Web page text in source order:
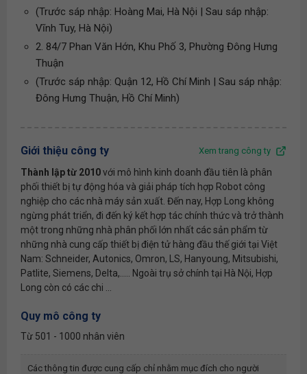
(Trước sáp nhập: Hoàng Mai, Hà Nội | Sau sáp nhập:
Vĩnh Tuy, Hà Nội)
2. 84/7 Phan Văn Hớn, Khu Phố 3, Phường Đông Hưng
Thuận
(Trước sáp nhập: Quận 12, Hồ Chí Minh | Sau sáp nhập:
Đông Hưng Thuận, Hồ Chí Minh)
Giới thiệu công ty Xem trang công ty
Thành lập từ 2010với mô hình kinh doanh đầu tiên là phân
phối thiết bị tự động hóa và giải pháp tích hợp Robot công
nghiệp cho các nhà máy sản xuất. Đến nay, Hợp Long không
ngừng phát triển, đi đến ký kết hợp tác chính thức và trở thành
một trong những nhà phân phối lớn nhất các sản phẩm từ
những nhà cung cấp thiết bị điện tử hàng đầu thế giới tại Việt
Nam: Schneider, Autonics, Omron, LS, Hanyoung, Mitsubishi,
Patlite, Siemens, Delta,..... Ngoài trụ sở chính tại Hà Nội, Hợp
Long còn có các chi ...
Quy mô công ty
Từ 501 - 1000 nhân viên
Các thông tin được cung cấp chỉ nhằm mục đích cho người